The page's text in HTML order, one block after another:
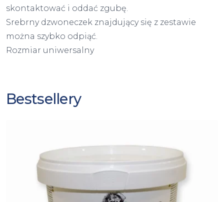
skontaktować i oddać zgubę.
Srebrny dzwoneczek znajdujący się z zestawie
można szybko odpiąć.
Rozmiar uniwersalny
Bestsellery